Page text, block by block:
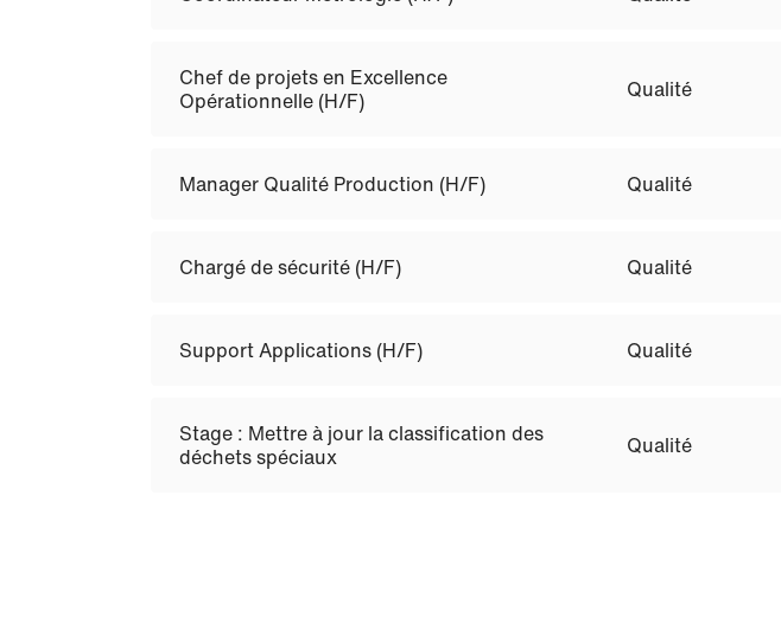
Chef de projets en Excellence
Opérationnelle (H/F)
Qualité
Manager Qualité Production (H/F) Qualité
Chargé de sécurité (H/F) Qualité
Support Applications (H/F) Qualité
Stage : Mettre à jour la classification des
déchets spéciaux
Qualité